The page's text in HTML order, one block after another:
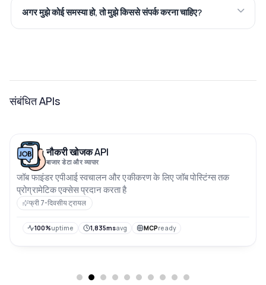
अगर मुझे कोई समस्या हो, तो मुझे किससे संपर्क करना चाहिए?
संबंधित APIs
नौकरी खोजक API
बाजार डेटा और व्यापार
जॉब फाइंडर एपीआई स्वचालन और एकीकरण के लिए जॉब पोस्टिंग्स तक
प्रोग्रामेटिक एक्सेस प्रदान करता है
फ्री 7-दिवसीय ट्रायल
100%uptime 1,835msavg MCPready